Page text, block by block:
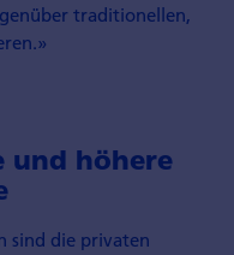
traditionellen,
und höhere
sind die privaten